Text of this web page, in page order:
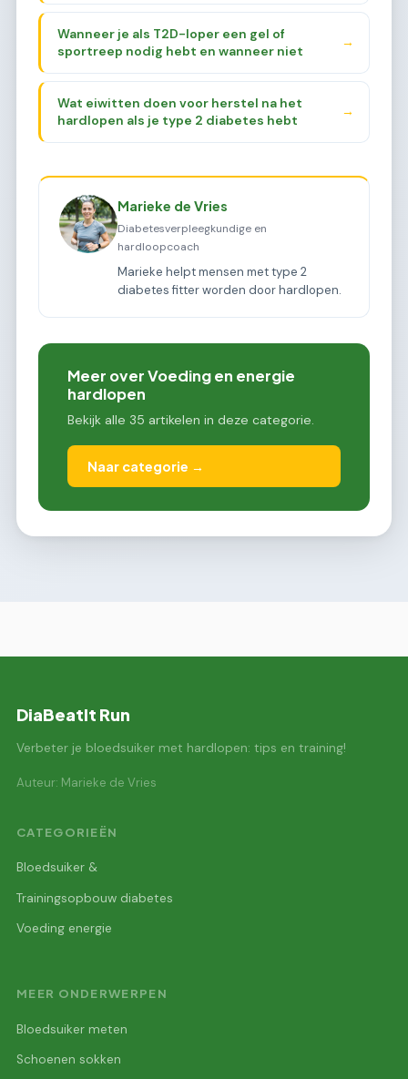
Wanneer je als T2D-loper een gel of
sportreep nodig hebt en wanneer niet
→
Wat eiwitten doen voor herstel na het
hardlopen als je type 2 diabetes hebt
→
Marieke de Vries
Diabetesverpleegkundige en
hardloopcoach
Marieke helpt mensen met type 2
diabetes fitter worden door hardlopen.
Meer over Voeding en energie
hardlopen
Bekijk alle 35 artikelen in deze categorie.
Naar categorie →
DiaBeatIt Run
Verbeter je bloedsuiker met hardlopen: tips en training!
Auteur: Marieke de Vries
CATEGORIEËN
Bloedsuiker &
Trainingsopbouw diabetes
Voeding energie
MEER ONDERWERPEN
Bloedsuiker meten
Schoenen sokken